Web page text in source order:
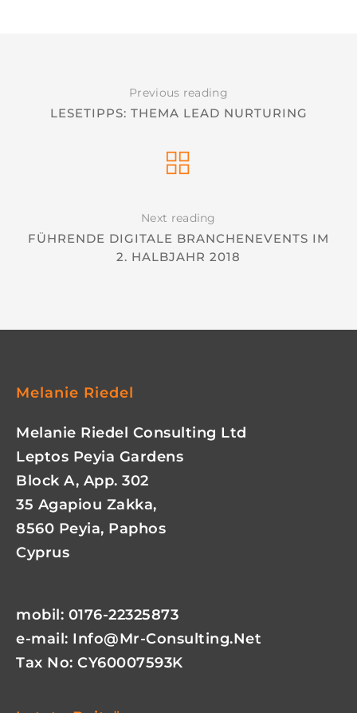
Previous reading
LESETIPPS: THEMA LEAD NURTURING
Next reading
FÜHRENDE DIGITALE BRANCHENEVENTS IM
2. HALBJAHR 2018
Melanie Riedel
Melanie Riedel Consulting Ltd
Leptos Peyia Gardens
Block A, App. 302
35 Agapiou Zakka,
8560 Peyia, Paphos
Cyprus
mobil: 0176-22325873
e-mail: Info@mr-Consulting.net
Tax No: CY60007593K